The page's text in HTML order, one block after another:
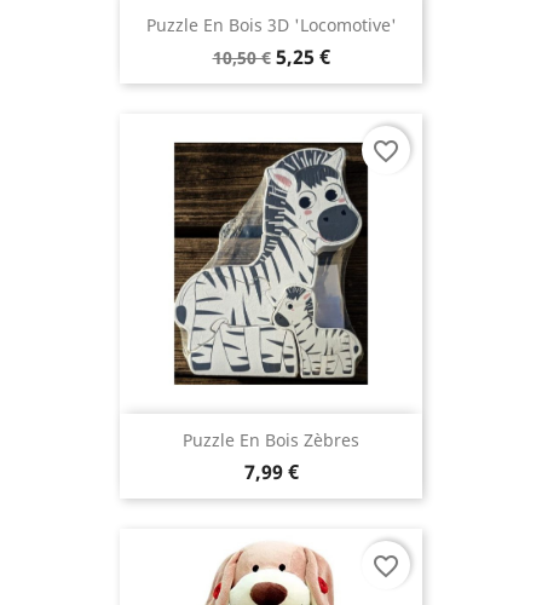
Puzzle En Bois 3D 'locomotive'
10,50 € 5,25 €
Puzzle En Bois Zèbres
7,99 €
favorite_border
favorite_border